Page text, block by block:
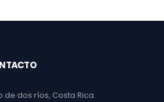
de dos ríos, Costa Rica.